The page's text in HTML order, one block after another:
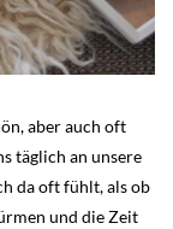
aber auch oft
täglich an unsere
da oft fühlt, als ob
und die Zeit